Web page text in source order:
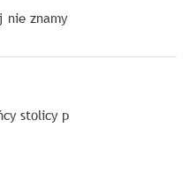
znamy
stolicy p